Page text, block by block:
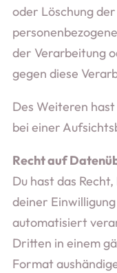
oder Löschung
der Verarbeitung
gegen diese
Des Weiteren
bei einer
Recht auf
Du hast das
deiner
automatisiert
Dritten in einem
Format